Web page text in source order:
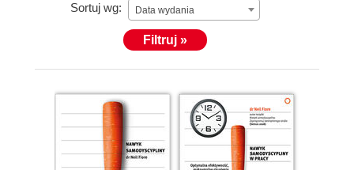
Sortuj wg: Data wydania
Filtruj »